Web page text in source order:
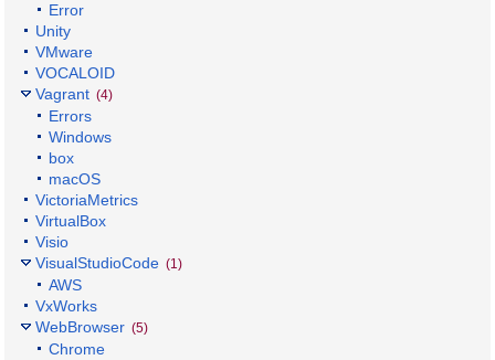
Error
Unity
VMware
VOCALOID
Vagrant (4)
Errors
Windows
box
macOS
VictoriaMetrics
VirtualBox
Visio
VisualStudioCode (1)
AWS
VxWorks
WebBrowser (5)
Chrome